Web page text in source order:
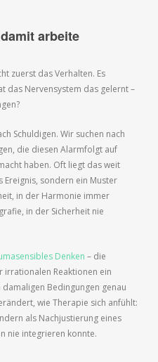
arbeite
zuerst das Verhalten. Es
das Nervensystem das gelernt –
Schuldigen. Wir suchen nach
die diesen Alarmfolgt auf
haben. Oft liegt das weit
Ereignis, sondern ein Muster
in der Harmonie immer
in der Sicherheit nie
Denken – die
irrationalen Reaktionen ein
Bedingungen genau
wie Therapie sich anfühlt:
als Nachjustierung eines
nie integrieren konnte.